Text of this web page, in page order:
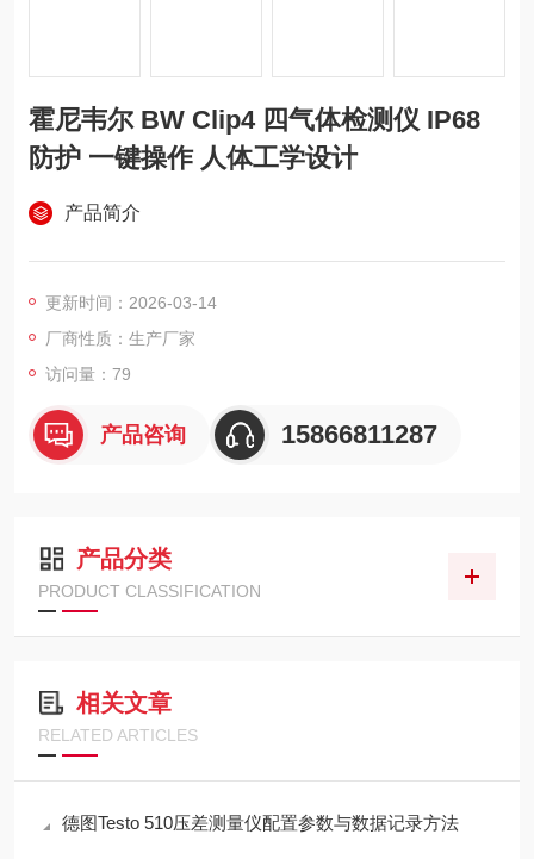
霍尼韦尔 BW Clip4 四气体检测仪 IP68
防护 一键操作 人体工学设计
产品简介
更新时间：2026-03-14
厂商性质：生产厂家
访问量：79
产品咨询 15866811287
产品分类
PRODUCT CLASSIFICATION
相关文章
RELATED ARTICLES
德图Testo 510压差测量仪配置参数与数据记录方法